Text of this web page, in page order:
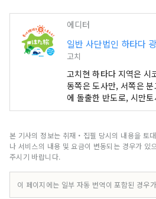
에디터
일반 사단법인 하타다
고치
고치현 하타다 지역은 시
동쪽은 도사만, 서쪽은
에 돌출한 반도로, 시만
시, 쿠로시오초, 오츠키
시만토강과 아시즈리곶
로시오의 은혜, 전국에서
본 기사의 정보는 취재・집필 당시의 내용을 토
나 서비스의 내용 및 요금이 변동되는 경우가 있
주시기 바랍니다.
이 페이지에는 일부 자동 번역이 포함된 경우